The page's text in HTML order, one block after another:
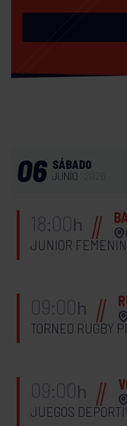
06 SÁBADO
JUNIO
18:00h
JUNIOR
09:00h
TORNEO RUGBY
09:00h
JUEGOS